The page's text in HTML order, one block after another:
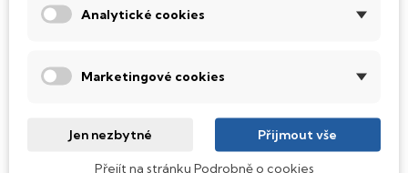
panelem
čitelnost z každého úhlu. Ideální volba
pro každého, kdo to s obrazem myslí
vážně, ať už pracuješ s grafikou, hraješ
Analytické cookies
Marketingové cookies
Jen nezbytné Přijmout vše
Přejít na stránku Podrobně o cookies